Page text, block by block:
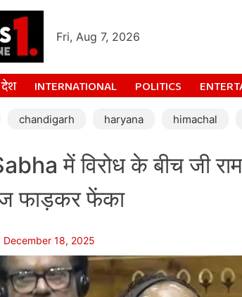
Fri, Aug 7, 2026
देश INTERNATIONAL POLITICS
chandigarh haryana himachal
में विरोध के बीच जी
फाड़कर फेंका
December 18, 2025